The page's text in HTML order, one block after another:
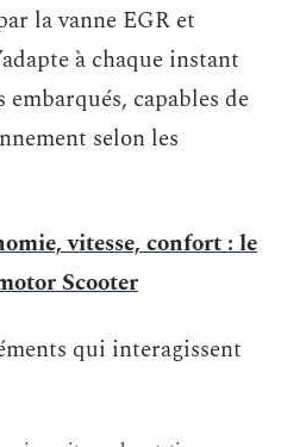
la vanne EGR et
à chaque instant
capables de
selon les
vitesse, confort : le
Scooter
qui interagissent